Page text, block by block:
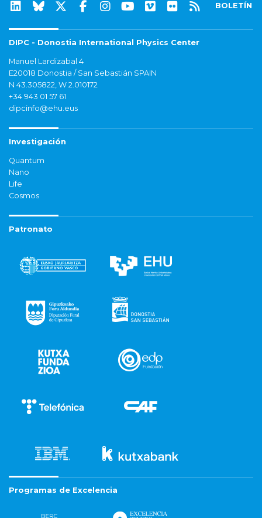
BOLETÍN
DIPC - Donostia International Physics Center
Manuel Lardizabal 4
E20018 Donostia / San Sebastián SPAIN
N 43.305822, W 2.010172
+34 943 01 57 61
dipcinfo@ehu.eus
Investigación
Quantum
Nano
Life
Cosmos
Patronato
Programas de Excelencia